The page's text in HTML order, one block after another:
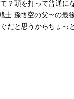
？頭を打って普通
士 孫悟空の父〜の最
だと思うからちょっ